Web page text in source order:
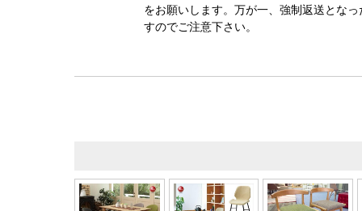
をお願いします。万が一、強制返送とな
すのでご注意下さい。